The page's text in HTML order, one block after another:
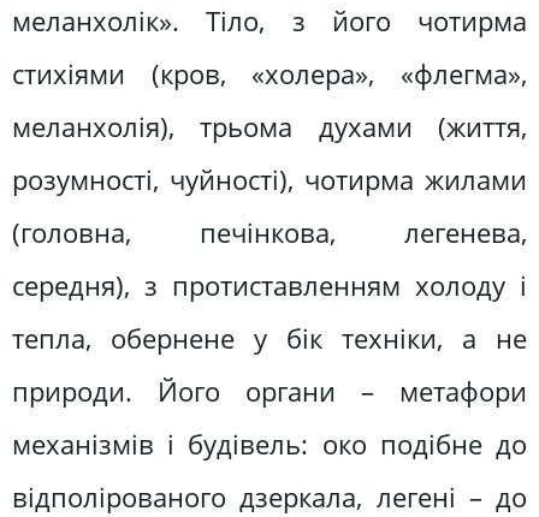
меланхолік». Тіло, з його чотирма
стихіями (кров, «холера», «флегма»,
меланхолія), трьома духами (життя,
розумності, чуйності), чотирма жилами
(головна, печінкова, легенева,
середня), з протиставленням холоду і
тепла, обернене у бік техніки, а не
природи. Його органи – метафори
механізмів і будівель: око подібне до
відполірованого дзеркала, легені – до